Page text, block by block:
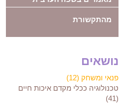
מהתקשורת
נושאים
פנאי ומשחק (12)
טכנולוגיה ככלי מקדם איכות חיים
(41)